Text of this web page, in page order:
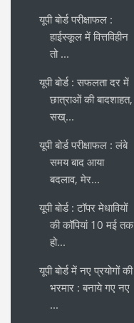
यूपी बोर्ड परीक्षाफल :
हाईस्कूल में वित्तविहीन
तो ...
यूपी बोर्ड : सफलता दर में
छात्राओं की बादशाहत,
सख्...
यूपी बोर्ड परीक्षाफल : लंबे
समय बाद आया
बदलाव, मेर...
यूपी बोर्ड : टॉपर मेधावियों
की कॉपियां 10 मई तक
हो...
यूपी बोर्ड में नए प्रयोगों की
भरमार : बनाये गए नए
...